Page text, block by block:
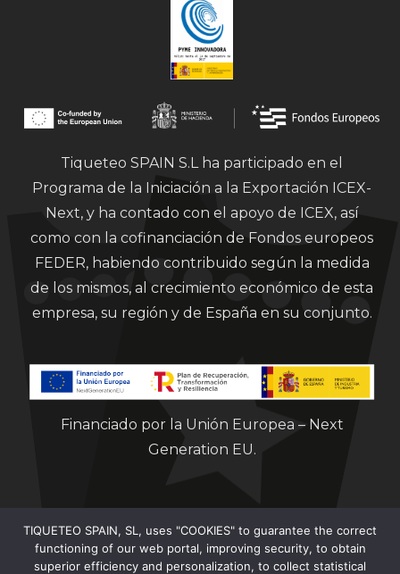
Tiqueteo SPAIN S.L ha participado en el
Programa de la Iniciación a la Exportación ICEX-
Next, y ha contado con el apoyo de ICEX, así
como con la cofinanciación de Fondos europeos
FEDER, habiendo contribuido según la medida
de los mismos, al crecimiento económico de esta
empresa, su región y de España en su conjunto.
Financiado por la Unión Europea – Next
Generation EU.
TIQUETEO SPAIN, SL, uses "COOKIES" to guarantee the correct
functioning of our web portal, improving security, to obtain
superior efficiency and personalization, to collect statistical